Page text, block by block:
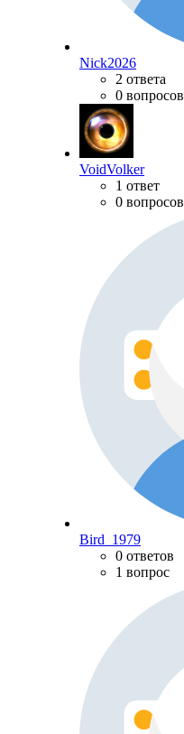
Nick2026
2 ответа
0 вопросов
VoidVolker
1 ответ
0 вопросов
Bird_1979
0 ответов
1 вопрос